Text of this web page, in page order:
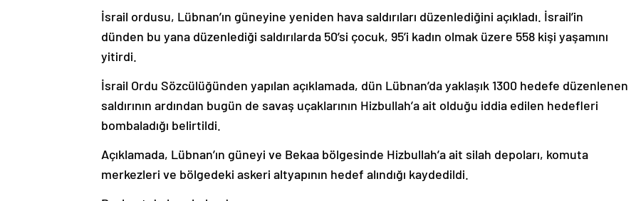
İsrail ordusu, Lübnan’ın güneyine yeniden hava saldırıları düzenlediğini açıkladı. İsrail’in
dünden bu yana düzenlediği saldırılarda 50’si çocuk, 95’i kadın olmak üzere 558 kişi yaşamını
yitirdi.
İsrail Ordu Sözcülüğünden yapılan açıklamada, dün Lübnan’da yaklaşık 1300 hedefe düzenlenen
saldırının ardından bugün de savaş uçaklarının Hizbullah’a ait olduğu iddia edilen hedefleri
bombaladığı belirtildi.
Açıklamada, Lübnan’ın güneyi ve Bekaa bölgesinde Hizbullah’a ait silah depoları, komuta
merkezleri ve bölgedeki askeri altyapının hedef alındığı kaydedildi.